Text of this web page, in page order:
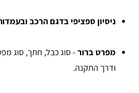
ניסיון ספציפי בדגם הרכב
מפרט ברור - סוג כבל, חתך, סוג
ודרך התקנה.